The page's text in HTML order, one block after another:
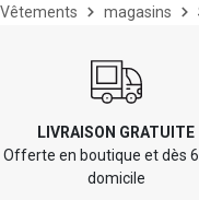
Vêtements magasins
LIVRAISON GRATUITE
Offerte en boutique et dès
domicile